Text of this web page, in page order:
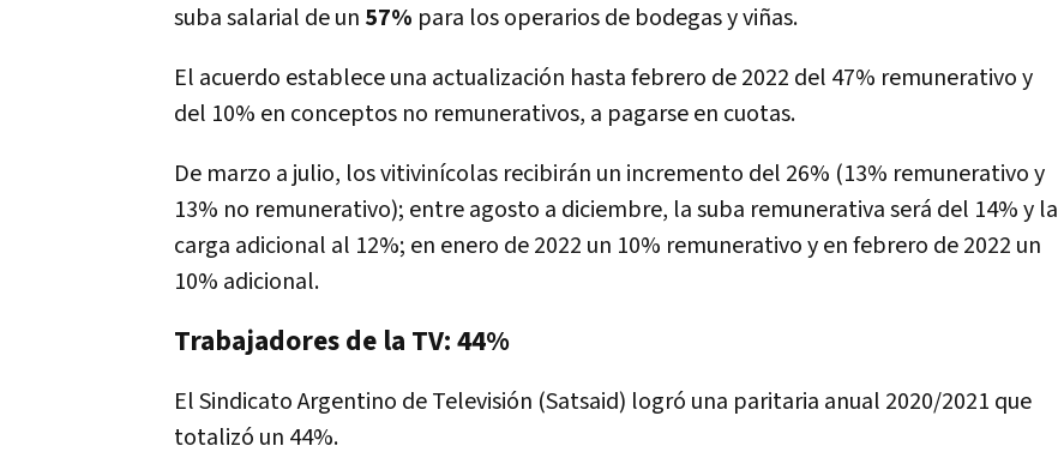
suba salarial de un 57% para los operarios de bodegas y viñas.
El acuerdo establece una actualización hasta febrero de 2022 del 47% remunerativo y
del 10% en conceptos no remunerativos, a pagarse en cuotas.
De marzo a julio, los vitivinícolas recibirán un incremento del 26% (13% remunerativo y
13% no remunerativo); entre agosto a diciembre, la suba remunerativa será del 14% y la
carga adicional al 12%; en enero de 2022 un 10% remunerativo y en febrero de 2022 un
10% adicional.
Trabajadores de la TV: 44%
El Sindicato Argentino de Televisión (Satsaid) logró una paritaria anual 2020/2021 que
totalizó un 44%.